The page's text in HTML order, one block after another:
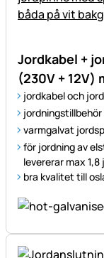
Jordkabel +
(230V + 12V)
jordkabel och
varmgalvat
för jordning av
levererar max
bra kvalitet till